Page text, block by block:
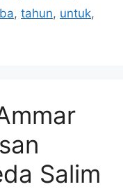
, tahun, untuk,
Salim